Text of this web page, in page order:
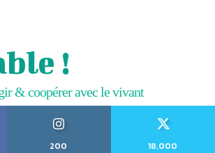
!
& coopérer avec le vivant
200
18,000